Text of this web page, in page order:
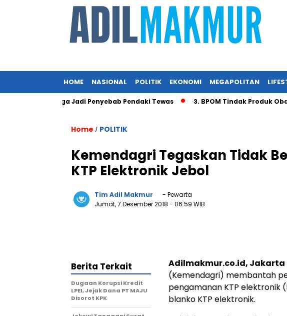
HOME NASIONAL POLITIK EKONOMI MEGAPOLITAN
Angin Diduga Jadi Penyebab Pendaki Tewas 3. BPOM Tindak Produk Obat
Home / POLITIK
Kemendagri Tegaskan Tidak
KTP Elektronik Jebol
Tim Adil Makmur
- Pewarta
Jumat, 7 Desember 2018 - 06:59 WIB
Adilmakmur.co.id, Jakarta
(Kemendagri) membantah
pengamanan KTP elektronik
blanko KTP elektronik.
Berita Terkait
Dugaan Korupsi Kredit
LPEI, Jejak Dana PT MAJU
Disorot KPK